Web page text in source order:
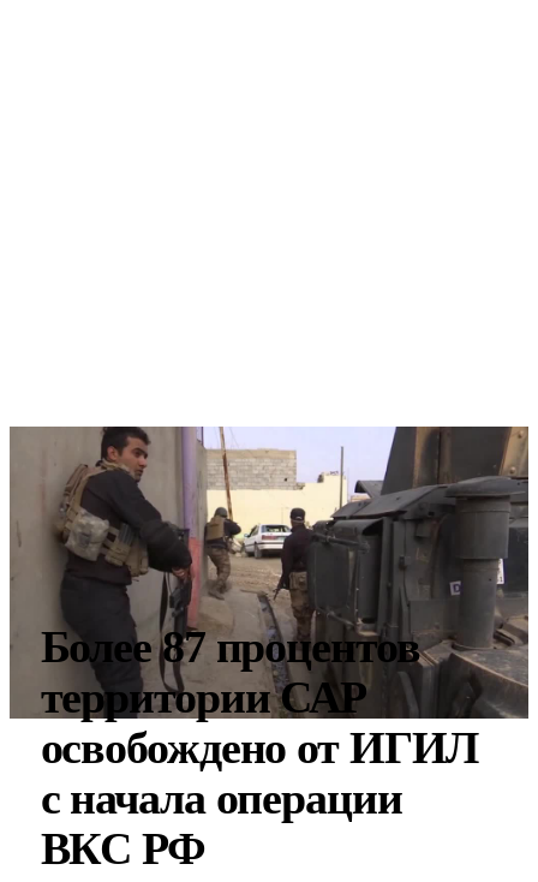
Более 87 процентов
территории САР
освобождено от ИГИЛ
с начала операции
ВКС РФ